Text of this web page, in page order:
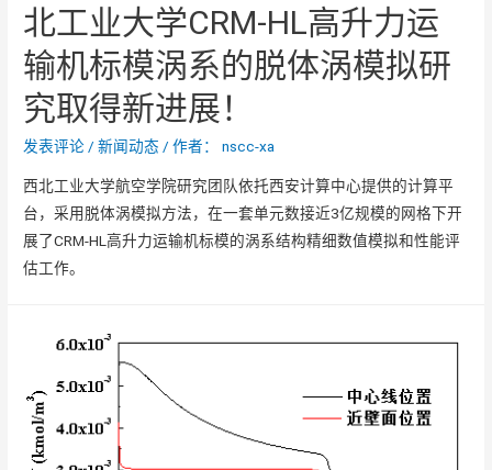
北工业大学CRM-HL高升力运
输机标模涡系的脱体涡模拟研
究取得新进展！
发表评论 /新闻动态 / 作者： nscc-xa
西北工业大学航空学院研究团队依托西安计算中心提供的计算平
台，采用脱体涡模拟方法，在一套单元数接近3亿规模的网格下开
展了CRM-HL高升力运输机标模的涡系结构精细数值模拟和性能评
估工作。